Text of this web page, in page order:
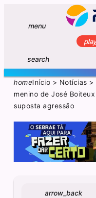
menu
search
homeInício > Notícias >
menino de José
suposta agressão
arrow_back